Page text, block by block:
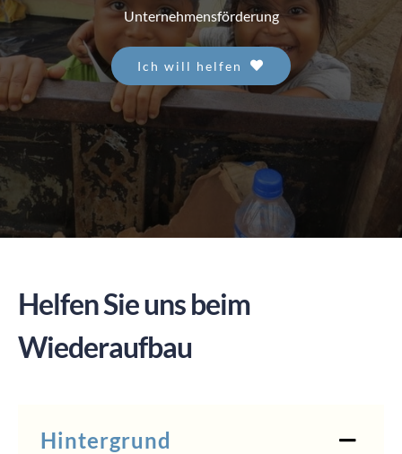
AKTUELLES
MITMACHEN
SPENDEN
Unternehmensförderung
Ich will helfen
Helfen Sie uns beim
Wiederaufbau
Hintergrund